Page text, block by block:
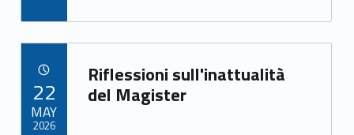
e
b
o
o
to
d
o
n
ai
l
ar
e
Link identifier archive #link-archive-68166
Riflessioni sull'inattualità
del Magister
22
MAY
2026